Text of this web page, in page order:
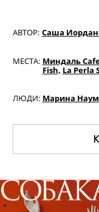
АВТОР: Саша
МЕСТА: Миндаль
Fish, La Perla
ЛЮДИ: Марина